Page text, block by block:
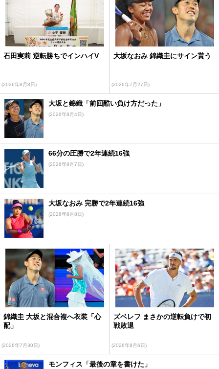
石田実莉 逆転勝ちでインハイV
(2026年8月8日)
大坂なおみ 錦織圭にサイン貰う
(2026年7月27日)
大坂と錦織「前回酷い負け方だった」
(2026年8月4日)
66分の圧勝で2年連続16強
(2026年8月7日)
大坂なおみ 完勝で2年連続16強
(2026年8月8日)
錦織圭 大坂と混合複へ衣装「心
配」
(2026年7月30日)
ズベレフ まさかの逆転負けで初
戦敗退
(2026年8月6日)
モンフィス「最後の章を書けた」